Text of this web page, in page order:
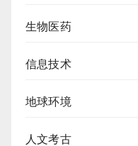
生物医药
信息技术
地球环境
人文考古